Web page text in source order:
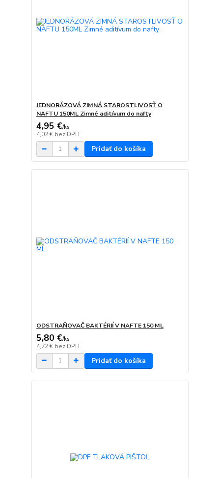
JEDNORÁZOVÁ ZIMNÁ STAROSTLIVOSŤ O
NAFTU 150ML Zimné aditívum do nafty
4,95 €/ks
4,02 € bez DPH
Pridať do košíka
ODSTRAŇOVAČ BAKTÉRIÍ V NAFTE 150 ML
5,80 €/ks
4,72 € bez DPH
Pridať do košíka